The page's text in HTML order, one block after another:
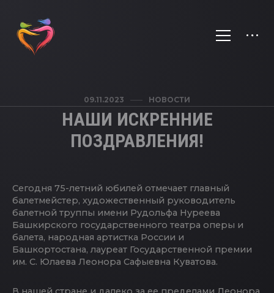
09.11.2023 НОВОСТИ
НАШИ ИСКРЕННИЕ
ПОЗДРАВЛЕНИЯ!
Сегодня 75-летний юбилей отмечает главный
балетмейстер, художественный руководитель
балетной труппы имени Рудольфа Нуреева
Башкирского государственного театра оперы и
балета, народная артистка России и
Башкортостана, лауреат Государственной премии
им. С. Юлаева Леонора Сафыевна Куватова.